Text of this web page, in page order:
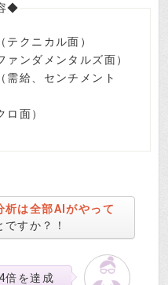
◆
テクニカル面）
ァンダメンタルズ面）
需給、センチメント
ロ面）
析は全部AIがやって
ですか？！
倍を達成